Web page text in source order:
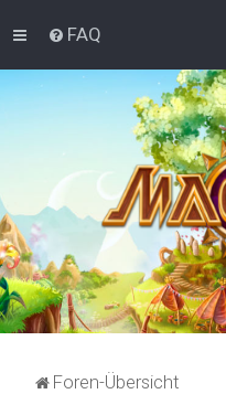
FAQ
Foren-Übersicht